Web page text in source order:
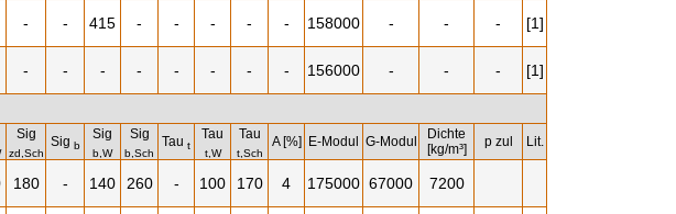
- - 415 - - - - - 158000 - - - [1]
- - - - - - - - 156000 - - - [1]
Sig
zd,Sch
Sig b
Sig
b,W
Sig
b,Sch
Tau t
Tau
t,W
Tau
t,Sch
A [%] E-Modul G-Modul
Dichte
[kg/m³]
p zul Lit.
180 - 140 260 - 100 170 4 175000 67000 7200